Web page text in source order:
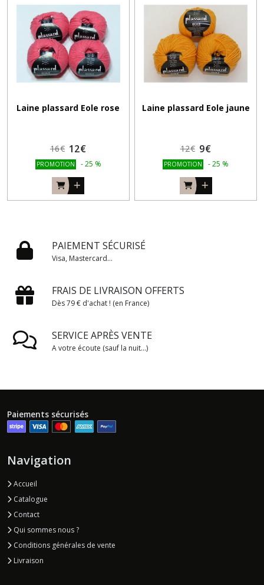
Laine plassard Eole rose
16€ 12€
PROMOTION -25 %
Laine plassard Eole jaune
12€ 9€
PROMOTION -25 %
PAIEMENT SÉCURISÉ
Visa, Mastercard...
FRAIS DE LIVRAISON OFFERTS
Dès 79 € d'achat ! (en France)
SERVICE APRÈS VENTE
A votre écoute (sauf la nuit...)
Paiements sécurisés
Navigation
Accueil
Catalogue
Contact
Qui sommes nous ?
Conditions générales de vente
Livraison